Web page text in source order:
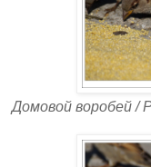
Домовой воробей /